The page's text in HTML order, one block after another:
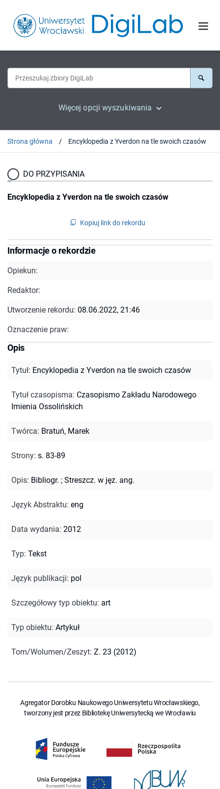
Więcej opcji wyszukiwania
Strona główna Encyklopedia z Yverdon na tle swoich czasów
DO PRZYPISANIA
Encyklopedia z Yverdon na tle swoich czasów
Kopiuj link do rekordu
Informacje o rekordzie
Opiekun:
Redaktor:
Utworzenie rekordu: 08.06.2022, 21:46
Oznaczenie praw:
Opis
Tytuł: Encyklopedia z Yverdon na tle swoich czasów
Tytuł czasopisma: Czasopismo Zakładu Narodowego
Imienia Ossolińskich
Twórca: Bratuń, Marek
Strony: s. 83-89
Opis: Bibliogr. ; Streszcz. w jęz. ang.
Język Abstraktu: eng
Data wydania: 2012
Typ: Tekst
Język publikacji: pol
Szczegółowy typ obiektu: art
Typ obiektu: Artykuł
Tom/Wolumen/Zeszyt: Z. 23 (2012)
Agregator Dorobku Naukowego Uniwersytetu Wrocławskiego,
tworzony jest przez Bibliotekę Uniwersytecką we Wrocławiu